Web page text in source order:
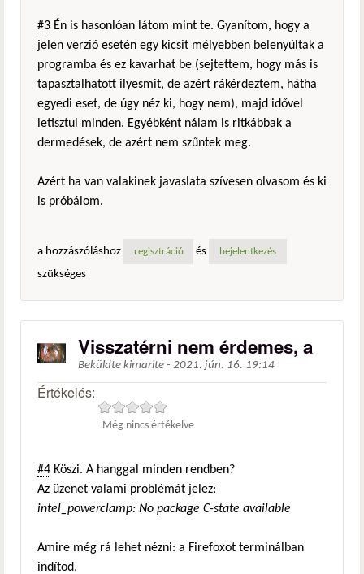
#3 Én is hasonlóan látom mint te. Gyanítom, hogy a
jelen verzió esetén egy kicsit mélyebben belenyúltak a
programba és ez kavarhat be (sejtettem, hogy más is
tapasztalhatott ilyesmit, de azért rákérdeztem, hátha
egyedi eset, de úgy néz ki, hogy nem), majd idővel
letisztul minden. Egyébként nálam is ritkábbak a
dermedések, de azért nem szűntek meg.
Azért ha van valakinek javaslata szívesen olvasom és ki
is próbálom.
a hozzászóláshoz regisztráció és bejelentkezés
szükséges
Visszatérni nem érdemes, a
Beküldte kimarite - 2021. jún. 16. 19:14
Értékelés:
Még nincs értékelve
#4 Köszi. A hanggal minden rendben?
Az üzenet valami problémát jelez:
intel_powerclamp: No package C-state available
Amire még rá lehet nézni: a Firefoxot terminálban
indítod,